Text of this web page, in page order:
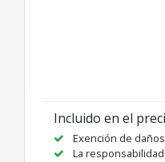
Incluido en el
Exención de
La